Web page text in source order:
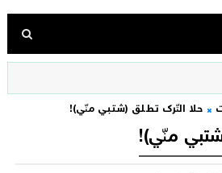
حلا التّرك تطلق (شتبي منّي)!
منّي)!